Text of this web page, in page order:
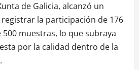
de Galicia, alcanzó un
registrar la participación de 176
500 muestras, lo que subraya
por la calidad dentro de la